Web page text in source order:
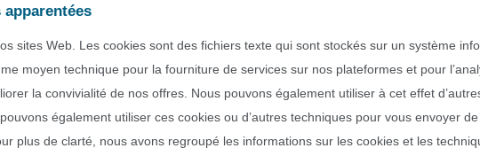
sites Web. Les cookies sont des fichiers texte qui sont stockés sur un système
moyen technique pour la fourniture de services sur nos plateformes et pour
la convivialité de nos offres. Nous pouvons également utiliser à cet effet
également utiliser ces cookies ou d’autres techniques pour vous envoyer
plus de clarté, nous avons regroupé les informations sur les cookies et les